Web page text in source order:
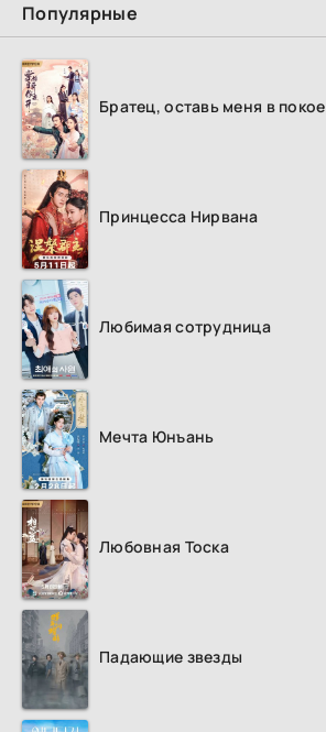
Популярные
Братец, оставь меня в покое
Принцесса Нирвана
Любимая сотрудница
Мечта Юнъань
Любовная Тоска
Падающие звезды